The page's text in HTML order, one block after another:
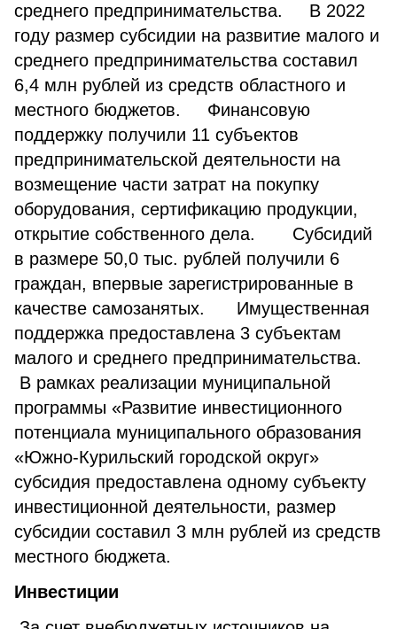
среднего предпринимательства. В 2022
году размер субсидии на развитие малого и
среднего предпринимательства составил
6,4 млн рублей из средств областного и
местного бюджетов. Финансовую
поддержку получили 11 субъектов
предпринимательской деятельности на
возмещение части затрат на покупку
оборудования, сертификацию продукции,
открытие собственного дела. Субсидий
в размере 50,0 тыс. рублей получили 6
граждан, впервые зарегистрированные в
качестве самозанятых. Имущественная
поддержка предоставлена 3 субъектам
малого и среднего предпринимательства.
В рамках реализации муниципальной
программы «Развитие инвестиционного
потенциала муниципального образования
«Южно-Курильский городской округ»
субсидия предоставлена одному субъекту
инвестиционной деятельности, размер
субсидии составил 3 млн рублей из средств
местного бюджета.
Инвестиции